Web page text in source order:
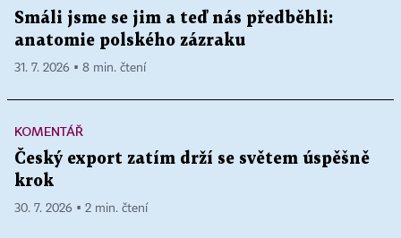
Smáli jsme se jim a teď nás předběhli:
anatomie polského zázraku
31. 7. 2026 ▪ 8 min. čtení
KOMENTÁŘ
Český export zatím drží se světem úspěšně
krok
30. 7. 2026 ▪ 2 min. čtení